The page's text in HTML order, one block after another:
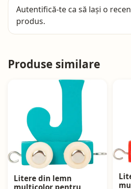
Autentifică-te ca să lași o
produs.
Produse similare
Litere din lemn
multicolor pentru